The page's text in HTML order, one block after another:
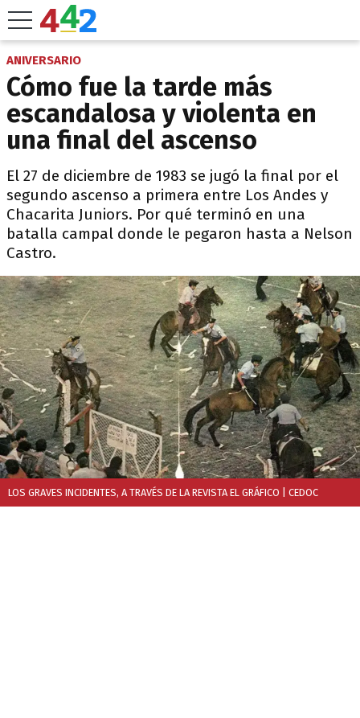
ANIVERSARIO
Cómo fue la tarde más
escandalosa y violenta en
una final del ascenso
El 27 de diciembre de 1983 se jugó la final por el
segundo ascenso a primera entre Los Andes y
Chacarita Juniors. Por qué terminó en una
batalla campal donde le pegaron hasta a Nelson
Castro.
LOS GRAVES INCIDENTES, A TRAVÉS DE LA REVISTA EL GRÁFICO | CEDOC